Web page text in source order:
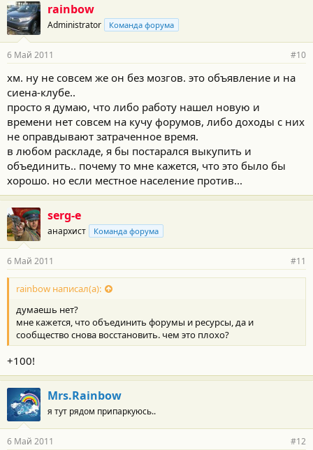
rainbow
Administrator Команда форума
6 Май 2011 #10
хм. ну не совсем же он без мозгов. это объявление и на
сиена-клубе..
просто я думаю, что либо работу нашел новую и
времени нет совсем на кучу форумов, либо доходы с них
не оправдывают затраченное время.
в любом раскладе, я бы постарался выкупить и
объединить.. почему то мне кажется, что это было бы
хорошо. но если местное население против...
serg-e
анархист Команда форума
6 Май 2011 #11
rainbow написал(а):
думаешь нет?
мне кажется, что объединить форумы и ресурсы, да и
сообщество снова восстановить. чем это плохо?
+100!
Mrs.Rainbow
я тут рядом припаркуюсь..
6 Май 2011 #12